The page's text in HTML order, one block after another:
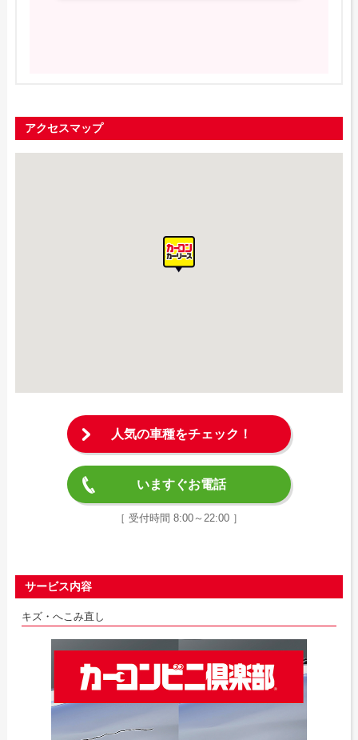
アクセスマップ
人気の車種をチェック！
いますぐお電話
［ 受付時間 8:00～22:00 ］
サービス内容
キズ・へこみ直し